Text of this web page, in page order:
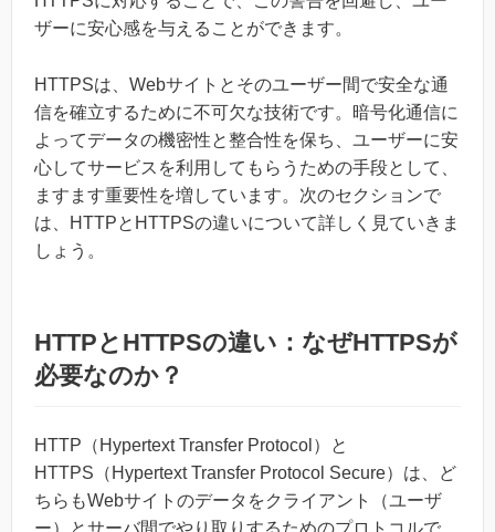
ザーに安心感を与えることができます。
HTTPSは、Webサイトとそのユーザー間で安全な通
信を確立するために不可欠な技術です。暗号化通信に
よってデータの機密性と整合性を保ち、ユーザーに安
心してサービスを利用してもらうための手段として、
ますます重要性を増しています。次のセクションで
は、HTTPとHTTPSの違いについて詳しく見ていきま
しょう。
HTTPとHTTPSの違い：なぜHTTPSが
必要なのか？
HTTP（Hypertext Transfer Protocol）と
HTTPS（Hypertext Transfer Protocol Secure）は、ど
ちらもWebサイトのデータをクライアント（ユーザ
ー）とサーバ間でやり取りするためのプロトコルで